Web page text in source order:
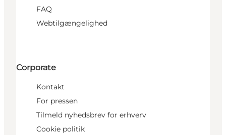
FAQ
Webtilgængelighed
Corporate
Kontakt
For pressen
Tilmeld nyhedsbrev for erhverv
Cookie politik